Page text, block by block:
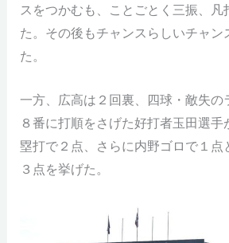
スをつかむも、ことごとく三振、凡
た。その後もチャンスらしいチャン
た。
一方、広高は２回裏、四球・敵失の
８番に打順をさげた好打者玉田選手
塁打で２点、さらに内野ゴロで１点
３点を挙げた。